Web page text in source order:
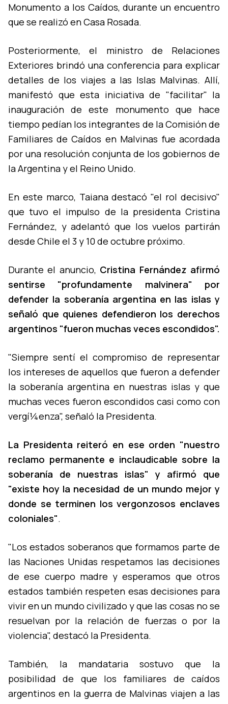
Monumento a los Caí­dos, durante un encuentro
que se realizó en Casa Rosada.
Posteriormente, el ministro de Relaciones
Exteriores brindó una conferencia para explicar
detalles de los viajes a las Islas Malvinas. Allí­,
manifestó que esta iniciativa de "facilitar" la
inauguración de este monumento que hace
tiempo pedí­an los integrantes de la Comisión de
Familiares de Caí­dos en Malvinas fue acordada
por una resolución conjunta de los gobiernos de
la Argentina y el Reino Unido.
En este marco, Taiana destacó "el rol decisivo"
que tuvo el impulso de la presidenta Cristina
Fernández, y adelantó que los vuelos partirán
desde Chile el 3 y 10 de octubre próximo.
Durante el anuncio, Cristina Fernández afirmó
sentirse "profundamente malvinera" por
defender la soberaní­a argentina en las islas y
señaló que quienes defendieron los derechos
argentinos "fueron muchas veces escondidos".
"Siempre sentí­ el compromiso de representar
los intereses de aquellos que fueron a defender
la soberaní­a argentina en nuestras islas y que
muchas veces fueron escondidos casi como con
vergí¼enza", señaló la Presidenta.
La Presidenta reiteró en ese orden "nuestro
reclamo permanente e inclaudicable sobre la
soberaní­a de nuestras islas" y afirmó que
"existe hoy la necesidad de un mundo mejor y
donde se terminen los vergonzosos enclaves
coloniales".
"Los estados soberanos que formamos parte de
las Naciones Unidas respetamos las decisiones
de ese cuerpo madre y esperamos que otros
estados también respeten esas decisiones para
vivir en un mundo civilizado y que las cosas no se
resuelvan por la relación de fuerzas o por la
violencia", destacó la Presidenta.
También, la mandataria sostuvo que la
posibilidad de que los familiares de caí­dos
argentinos en la guerra de Malvinas viajen a las